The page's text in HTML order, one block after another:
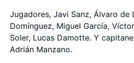
Jugadores, Javi Sanz, Álvaro de
Domínguez, Miguel García,
Soler, Lucas Damotte. Y
Adrián Manzano.